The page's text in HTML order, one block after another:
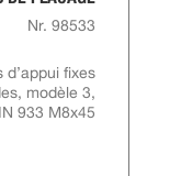
Nr. 98533
d’appui fixes
modèle 3,
933 M8x45